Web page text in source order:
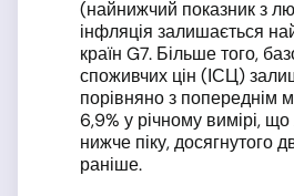
(найнижчий показник з
інфляція залишається
країн G7. Більше того,
споживчих цін (ІСЦ)
порівняно з попереднім
6,9% у річному вимірі,
нижче піку, досягнутого
раніше.